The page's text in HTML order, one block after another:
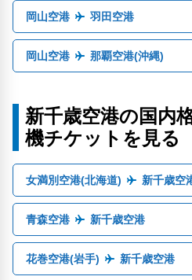
岡山空港 羽田空港
岡山空港 那覇空港(沖縄)
新千歳空港の国内
機チケットを見る
女満別空港(北海道) 新千歳空
青森空港 新千歳空港
花巻空港(岩手) 新千歳空港